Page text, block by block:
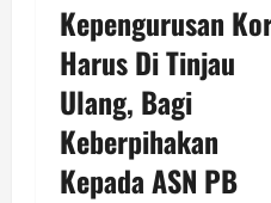
Kepengurusan
Harus Di Tinjau
Ulang, Bagi
Keberpihakan
Kepada ASN PB